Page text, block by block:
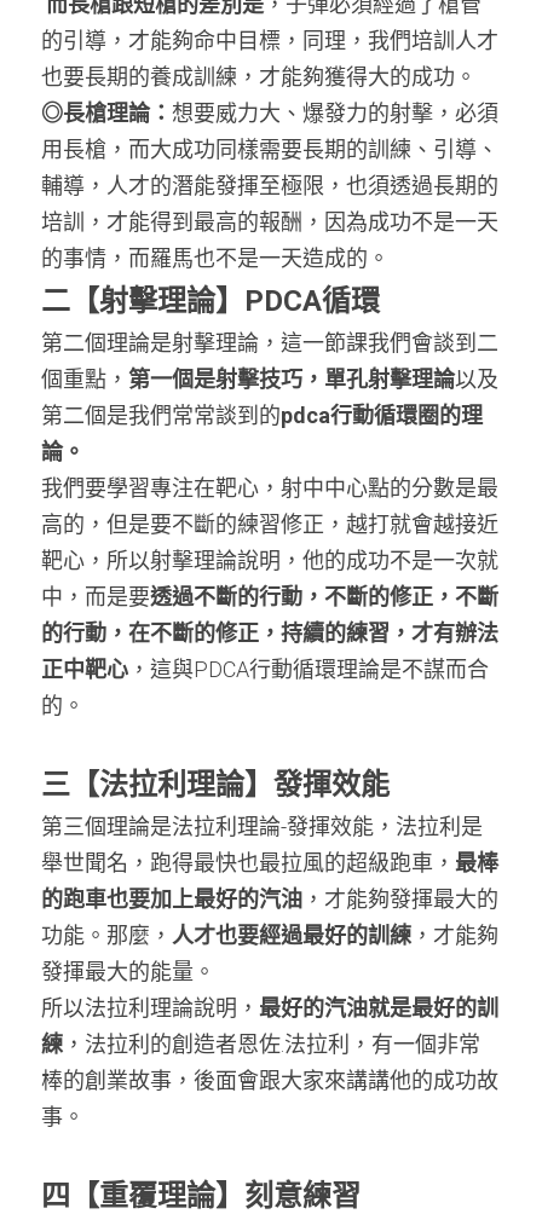
的引導，才能夠命中目標，同理，我們培訓人才
也要長期的養成訓練，才能夠獲得大的成功。
◎長槍理論： 想要威力大、爆發力的射擊，必須
用長槍，而大成功同樣需要長期的訓練、引導、
輔導，人才的潛能發揮至極限，也須透過長期的
培訓，才能得到最高的報酬，因為成功不是一天
的事情，而羅馬也不是一天造成的。
二【射擊理論】PDCA循環
第二個理論是射擊理論，這一節課我們會談到二
個重點， 第一個是射擊技巧，單孔射擊理論以及
第二個是我們常常談到的pdca行動循環圈的理
論。
我們要學習專注在靶心，射中中心點的分數是最
高的，但是要不斷的練習修正，越打就會越接近
靶心，所以射擊理論說明，他的成功不是一次就
中，而是要透過不斷的行動，不斷的修正，不斷
的行動，在不斷的修正，持續的練習，才有辦法
正中靶心 ，這與PDCA行動循環理論是不謀而合
的。
三【法拉利理論】發揮效能
第三個理論是法拉利理論-發揮效能，法拉利是
舉世聞名，跑得最快也最拉風的超級跑車， 最棒
的跑車也要加上最好的汽油 ，才能夠發揮最大的
功能。那麼， 人才也要經過最好的訓練 ，才能夠
發揮最大的能量。
所以法拉利理論說明， 最好的汽油就是最好的訓
練 ，法拉利的創造者恩佐.法拉利，有一個非常
棒的創業故事，後面會跟大家來講講他的成功故
事。
四【重覆理論】刻意練習